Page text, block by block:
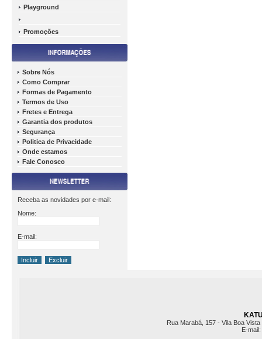
Playground
Promoções
Sobre Nós
Como Comprar
Formas de Pagamento
Termos de Uso
Fretes e Entrega
Garantia dos produtos
Segurança
Politica de Privacidade
Onde estamos
Fale Conosco
Receba as novidades por e-mail:
Nome:
E-mail:
Rua Marabá, 157 - Vila Boa
E-mail: